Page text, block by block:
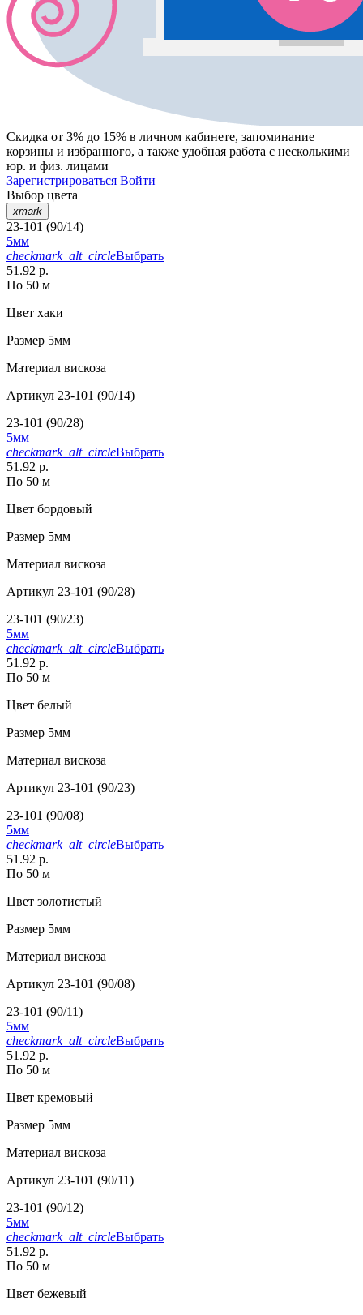
Скидка от 3% до 15% в личном кабинете, запоминание
корзины и избранного, а также удобная работа с несколькими
юр. и физ. лицами
Зарегистрироваться Войти
Выбор цвета
xmark
23-101 (90/14)
5мм
checkmark_alt_circleВыбрать
51.92 р.
По 50 м
Цвет хаки
Размер 5мм
Материал вискоза
Артикул 23-101 (90/14)
23-101 (90/28)
5мм
checkmark_alt_circleВыбрать
51.92 р.
По 50 м
Цвет бордовый
Размер 5мм
Материал вискоза
Артикул 23-101 (90/28)
23-101 (90/23)
5мм
checkmark_alt_circleВыбрать
51.92 р.
По 50 м
Цвет белый
Размер 5мм
Материал вискоза
Артикул 23-101 (90/23)
23-101 (90/08)
5мм
checkmark_alt_circleВыбрать
51.92 р.
По 50 м
Цвет золотистый
Размер 5мм
Материал вискоза
Артикул 23-101 (90/08)
23-101 (90/11)
5мм
checkmark_alt_circleВыбрать
51.92 р.
По 50 м
Цвет кремовый
Размер 5мм
Материал вискоза
Артикул 23-101 (90/11)
23-101 (90/12)
5мм
checkmark_alt_circleВыбрать
51.92 р.
По 50 м
Цвет бежевый